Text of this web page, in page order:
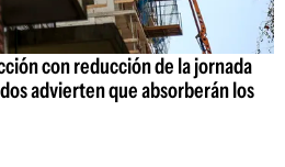
con reducción de la jornada
advierten que absorberán los